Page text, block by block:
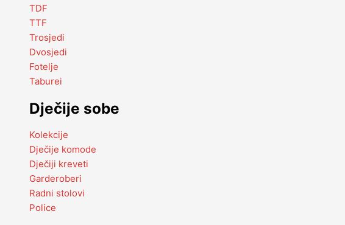
TDF
TTF
Trosjedi
Dvosjedi
Fotelje
Taburei
Dječije sobe
Kolekcije
Dječije komode
Dječiji kreveti
Garderoberi
Radni stolovi
Police